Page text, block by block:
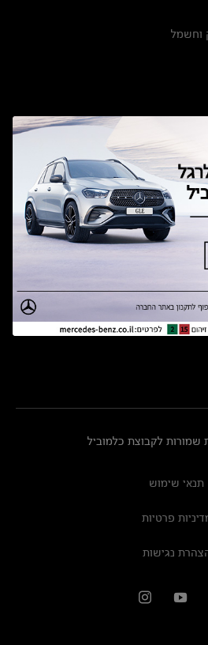
וחשמל
פשרה בתצ 56447-02-19
שמורות לקבוצת כלמוביל
תנאי שימוש
פרטיות
נגישות